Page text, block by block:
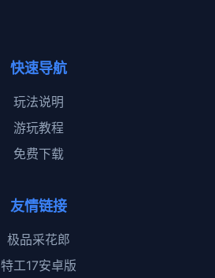
快速导航
玩法说明
游玩教程
免费下载
友情链接
极品采花郎
特工17安卓版